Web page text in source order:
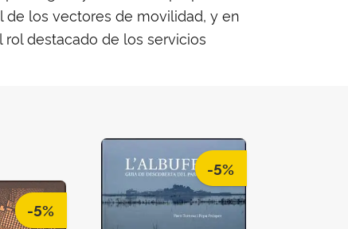
de los vectores de movilidad, y en
destacado de los servicios
-5%
-5%